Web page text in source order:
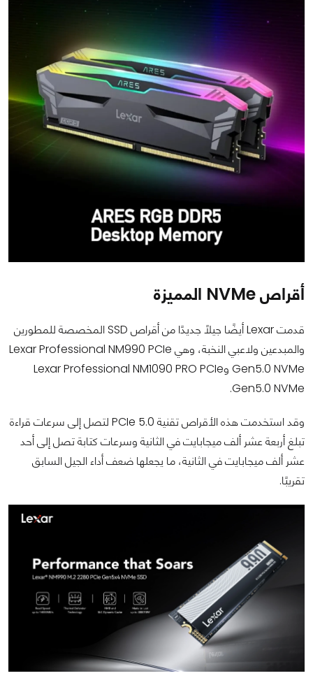
أقراص NVMe المميزة
قدمت Lexar أيضًا جيلًا جديدًا من أقراص SSD المخصصة للمطورين
والمبدعين ولاعبي النخبة، وهي Lexar Professional NM990 PCIe
Gen5.0 NVMe وLexar Professional NM1090 PRO PCIe
Gen5.0 NVMe.
وقد استخدمت هذه الأقراص تقنية PCIe 5.0 لتصل إلى سرعات قراءة
تبلغ أربعة عشر ألف ميجابايت في الثانية وسرعات كتابة تصل إلى أحد
عشر ألف ميجابايت في الثانية، ما يجعلها ضعف أداء الجيل السابق
تقريبًا.